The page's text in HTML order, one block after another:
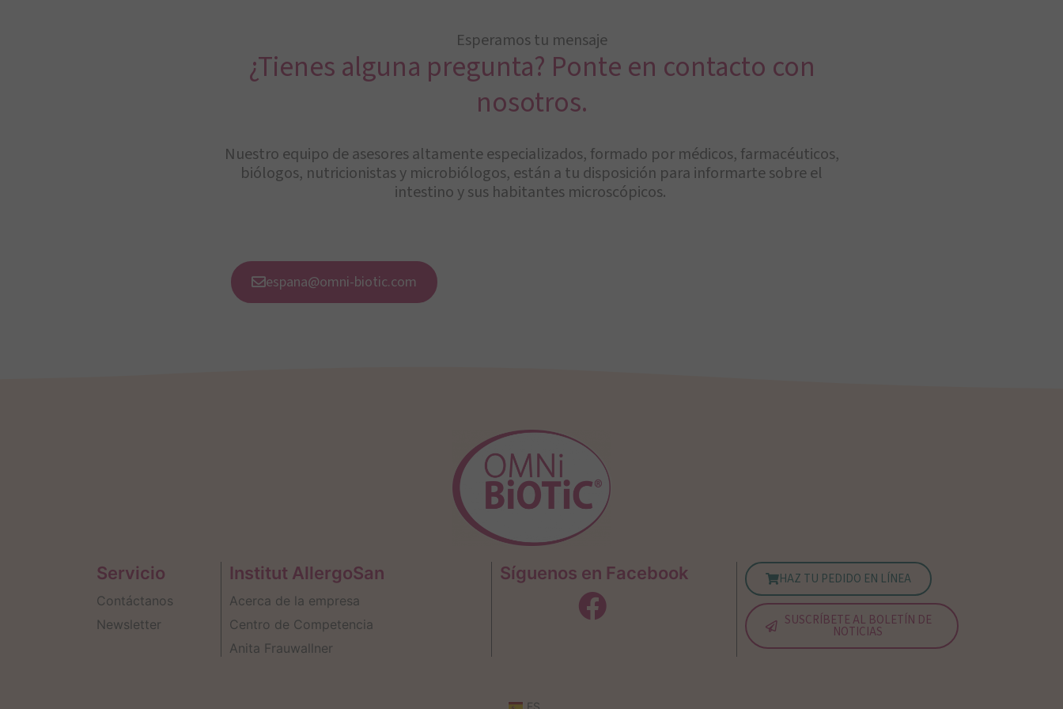
Esperamos tu mensaje
¿Tienes alguna pregunta? Ponte en contacto con
nosotros.
Nuestro equipo de asesores altamente especializados, formado por médicos, farmacéuticos,
biólogos, nutricionistas y microbiólogos, están a tu disposición para informarte sobre el
intestino y sus habitantes microscópicos.
espana@omni-biotic.com
Servicio
Contáctanos
Newsletter
Institut AllergoSan
Acerca de la empresa
Centro de Competencia
Anita Frauwallner
Síguenos en Facebook HAZ TU PEDIDO EN LÍNEA
SUSCRÍBETE AL BOLETÍN DE
NOTICIAS
ES